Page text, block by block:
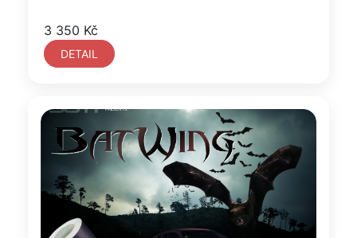
3 350 Kč
DETAIL